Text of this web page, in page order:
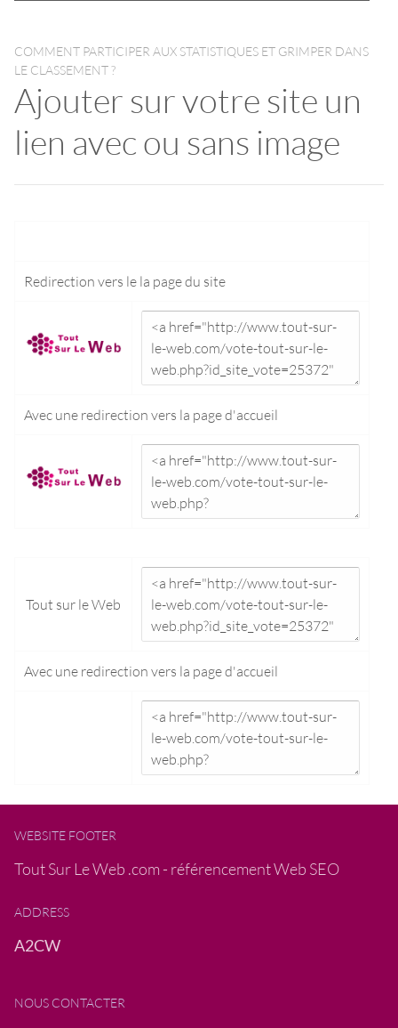
COMMENT PARTICIPER AUX STATISTIQUES ET GRIMPER DANS
LE CLASSEMENT ?
Ajouter sur votre site un
lien avec ou sans image
Redirection vers le la page du site
Avec une redirection vers la page d'accueil
Tout sur le Web
Avec une redirection vers la page d'accueil
WEBSITE FOOTER
Tout Sur Le Web .com - référencement Web SEO
ADDRESS
A2CW
NOUS CONTACTER